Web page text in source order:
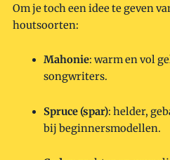
Om je toch een idee te geven
houtsoorten:
Mahonie: warm en vol
songwriters.
Spruce (spar): helder,
bij beginnersmodellen.